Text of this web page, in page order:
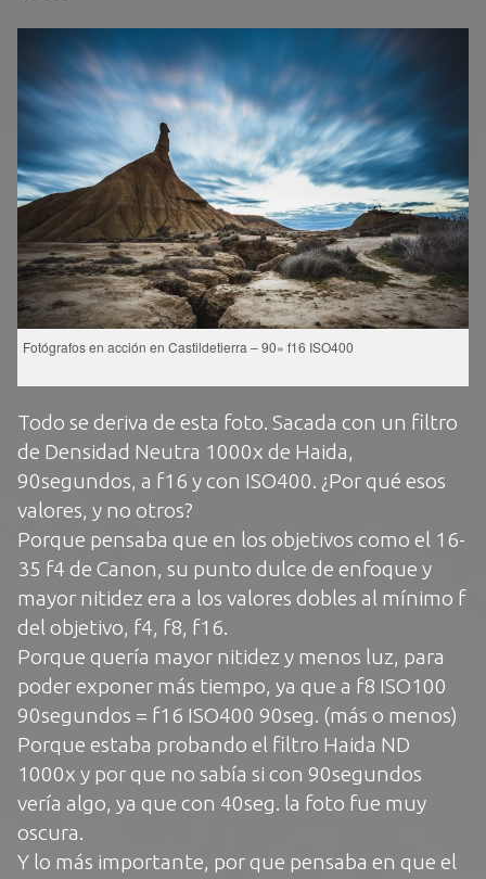
Fotógrafos en acción en Castildetierra – 90» f16 ISO400
Todo se deriva de esta foto. Sacada con un filtro
de Densidad Neutra 1000x de Haida,
90segundos, a f16 y con ISO400. ¿Por qué esos
valores, y no otros?
Porque pensaba que en los objetivos como el 16-
35 f4 de Canon, su punto dulce de enfoque y
mayor nitidez era a los valores dobles al mínimo f
del objetivo, f4, f8, f16.
Porque quería mayor nitidez y menos luz, para
poder exponer más tiempo, ya que a f8 ISO100
90segundos = f16 ISO400 90seg. (más o menos)
Porque estaba probando el filtro Haida ND
1000x y por que no sabía si con 90segundos
vería algo, ya que con 40seg. la foto fue muy
oscura.
Y lo más importante, por que pensaba en que el